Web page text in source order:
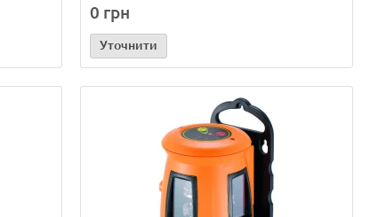
0 грн
Уточнити